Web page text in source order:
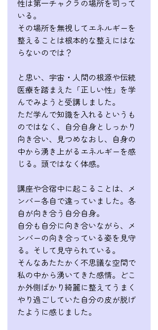
性は第一チャクラの場所を司って
いる。
その場所を無視してエネルギーを
整えることは根本的な整えにはな
らないのでは？
と思い、宇宙・人間の根源や伝統
医療を踏まえた「正しい性」を学
んでみようと受講しました。
ただ学んで知識を入れるというも
のではなく、自分自身としっかり
向き合い、見つめなおし、自身の
中から湧き上がるエネルギーを感
じる。頭ではなく体感。
講座や合宿中に起こることは、メ
ンバー各自で違っていました。各
自が向き合う自分自身。
自分も自分に向き合いながら、メ
ンバーの向き合っている姿を見守
る。そして見守られている。
そんなあたたかく不思議な空間で
私の中から湧いてきた感情。どこ
か外側ばかり綺麗に整えてうまく
やり過ごしていた自分の皮が脱げ
たように感じました。